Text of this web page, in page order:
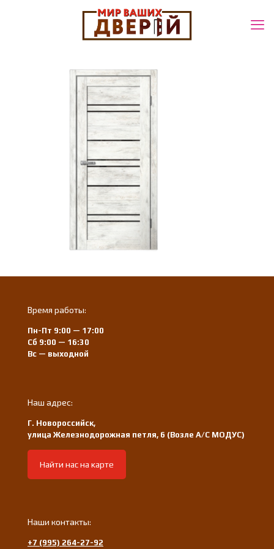
Время работы:
Пн-Пт 9:00 — 17:00
Сб 9:00 — 16:30
Вс — выходной
Наш адрес:
Г. Новороссийск,
улица Железнодорожная петля, 6 (Возле А/С МОДУС)
Найти нас на карте
Наши контакты:
+7 (995) 264-27-92